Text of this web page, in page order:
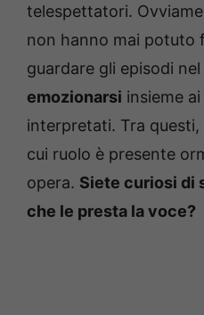
telespettatori.
non hanno mai potuto
guardare gli episodi
emozionarsi insieme
interpretati. Tra questi,
cui ruolo è presente
opera. Siete curiosi di
che le presta la voce?